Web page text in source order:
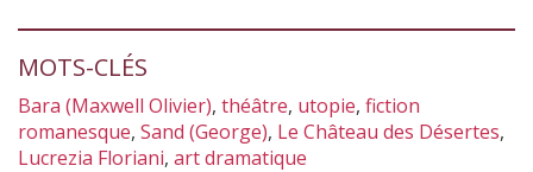
MOTS-CLÉS
Bara (Maxwell Olivier), théâtre, utopie, fiction
romanesque, Sand (George), Le Château des Désertes,
Lucrezia Floriani, art dramatique